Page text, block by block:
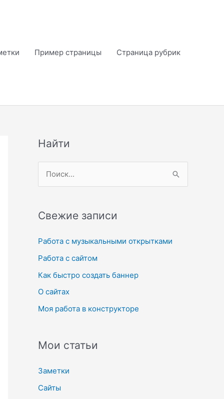
Пример страницы Страница рубрик
Найти
с
к
Свежие записи
Работа с музыкальными открытками
Работа с сайтом
Как быстро создать баннер
О сайтах
Моя работа в конструкторе
Мои статьи
Заметки
Сайты